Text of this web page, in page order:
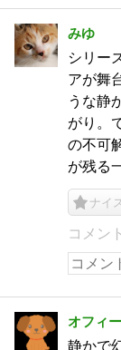
みゆ
シリー
アが舞
うな静
がり。
の不可
が残る
ナイ
コメン
オフィ
静かで